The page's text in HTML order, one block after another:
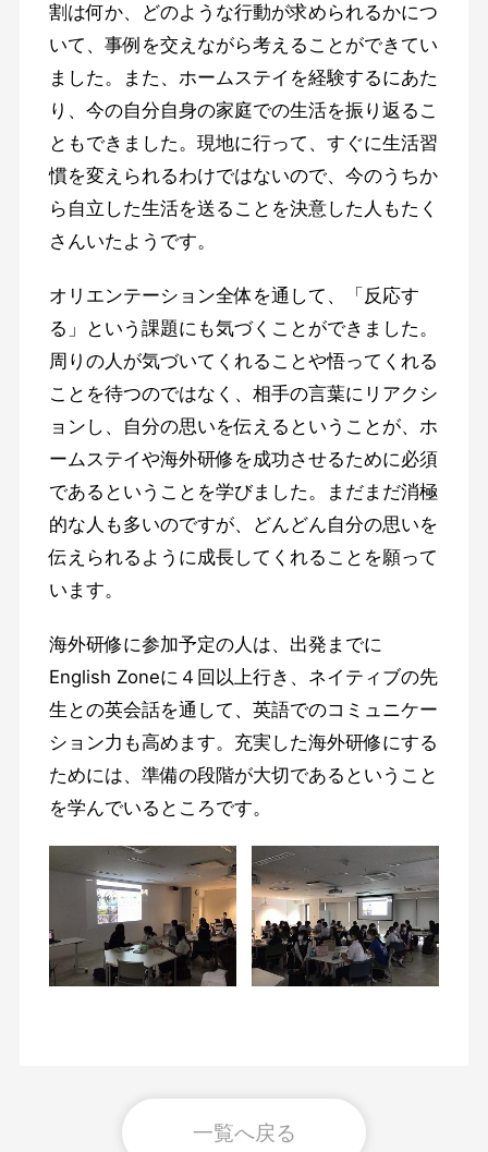
割は何か、どのような行動が求められるかにつ
いて、事例を交えながら考えることができてい
ました。また、ホームステイを経験するにあた
り、今の自分自身の家庭での生活を振り返るこ
ともできました。現地に行って、すぐに生活習
慣を変えられるわけではないので、今のうちか
ら自立した生活を送ることを決意した人もたく
さんいたようです。
オリエンテーション全体を通して、「反応す
る」という課題にも気づくことができました。
周りの人が気づいてくれることや悟ってくれる
ことを待つのではなく、相手の言葉にリアクシ
ョンし、自分の思いを伝えるということが、ホ
ームステイや海外研修を成功させるために必須
であるということを学びました。まだまだ消極
的な人も多いのですが、どんどん自分の思いを
伝えられるように成長してくれることを願って
います。
海外研修に参加予定の人は、出発までに
English Zoneに４回以上行き、ネイティブの先
生との英会話を通して、英語でのコミュニケー
ション力も高めます。充実した海外研修にする
ためには、準備の段階が大切であるということ
を学んでいるところです。
一覧へ戻る